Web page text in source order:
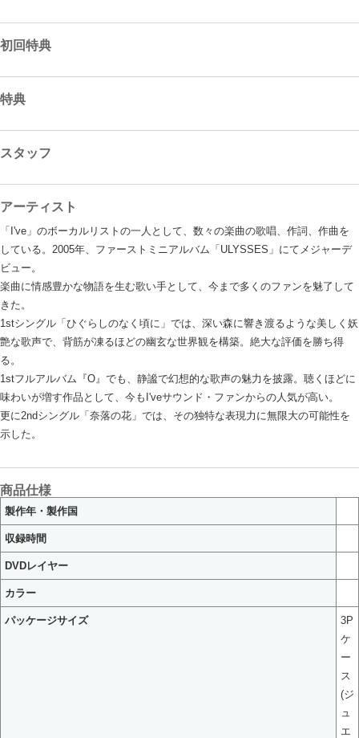
初回特典
特典
スタッフ
アーティスト
「I've」のボーカルリストの一人として、数々の楽曲の歌唱、作詞、作曲を
している。2005年、ファーストミニアルバム「ULYSSES」にてメジャーデ
ビュー。
楽曲に情感豊かな物語を生む歌い手として、今まで多くのファンを魅了して
きた。
1stシングル「ひぐらしのなく頃に」では、深い森に響き渡るような美しく妖
艶な歌声で、背筋が凍るほどの幽玄な世界観を構築。絶大な評価を勝ち得
る。
1stフルアルバム『O』でも、静謐で幻想的な歌声の魅力を披露。聴くほどに
味わいが増す作品として、今もI'veサウンド・ファンからの人気が高い。
更に2ndシングル「奈落の花」では、その独特な表現力に無限大の可能性を
示した。
商品仕様
製作年・製作国
収録時間
DVDレイヤー
カラー
パッケージサイズ
3P
ケ
ー
ス
(ジ
ュ
エ